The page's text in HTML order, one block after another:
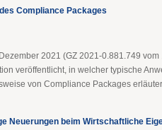
Compliance Packages
2021 (GZ 2021-0.881.749
veröffentlicht, in welcher typische
von Compliance Packages
Neuerungen beim Wirtschaftliche